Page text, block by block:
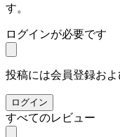
す。
ログインが必要です
投稿には会員登録お
ログイン
すべてのレビュー